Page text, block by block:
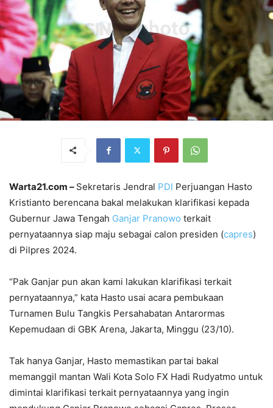
Warta21.com – Sekretaris Jendral PDI Perjuangan Hasto
Kristianto berencana bakal melakukan klarifikasi kepada
Gubernur Jawa Tengah Ganjar Pranowo terkait
pernyataannya siap maju sebagai calon presiden (capres)
di Pilpres 2024.
“Pak Ganjar pun akan kami lakukan klarifikasi terkait
pernyataannya,” kata Hasto usai acara pembukaan
Turnamen Bulu Tangkis Persahabatan Antarormas
Kepemudaan di GBK Arena, Jakarta, Minggu (23/10).
Tak hanya Ganjar, Hasto memastikan partai bakal
memanggil mantan Wali Kota Solo FX Hadi Rudyatmo untuk
dimintai klarifikasi terkait pernyataannya yang ingin